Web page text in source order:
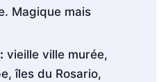
Magique mais
vieille ville murée,
îles du Rosario,